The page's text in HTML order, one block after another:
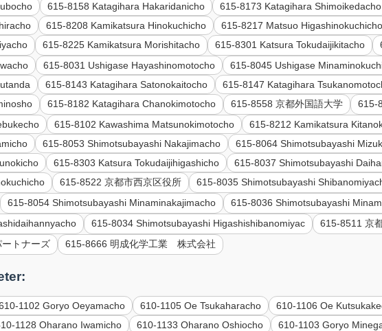
615-8158 Katagihara Hakaridanicho
615-8173 Katagihara Shimoikedacho
615-8208 Kamikatsura Hinokuchicho
615-8217 Matsuo Higashinokuchicho
615-8225 Kamikatsura Morishitacho 615-8301 Katsura Tokudaijikitacho
615-8031 Ushigase Hayashinomotocho
615-8045 Ushigase
615-8143 Katagihara Satonokaitocho
615-8147 Katagihara
615-8182 Katagihara Chanokimotocho 615-8558 京都外国語大学
615-
615-8102 Kawashima Matsunokimotocho
615-8212 Kamikatsura
615-8053 Shimotsubayashi Nakajimacho
615-8064 Shimotsubayashi
615-8303 Katsura Tokudaijihigashicho
615-8037 Shimotsubayashi
615-8522 京都市西京区役所 615-8035 Shimotsubayashi
615-8054 Shimotsubayashi Minaminakajimacho
615-8036 Shimotsubayashi
615-8034 Shimotsubayashi Higashishibanomiyac
615-8511 京
トナーズ
615-8666 明成化学工業 株式会社
1102 Goryo Oeyamacho 610-1105 Oe Tsukaharacho 610-1106 Oe
1128 Oharano Iwamicho 610-1133 Oharano Oshiocho 610-1103 Goryo